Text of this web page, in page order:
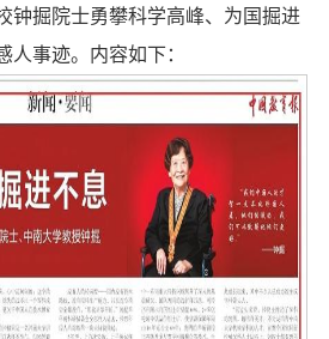
钟掘院士勇攀科学高峰、为国掘进
人事迹。内容如下：